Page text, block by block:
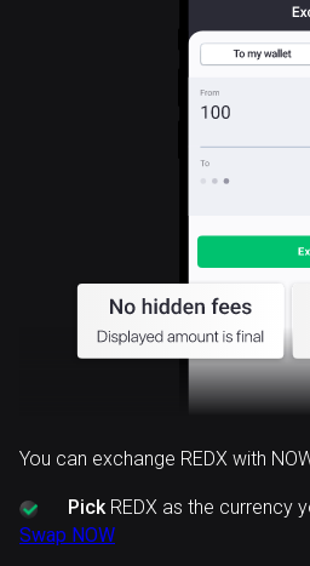
You can exchange REDX with
PickREDX as the currency
Swap NOW